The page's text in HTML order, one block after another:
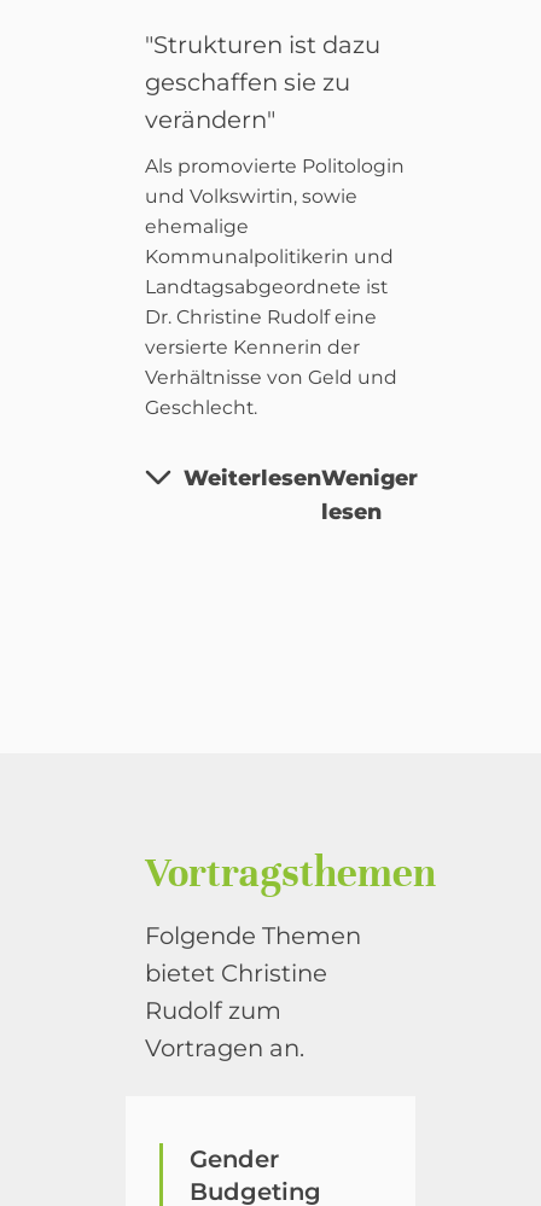
"Strukturen ist dazu
geschaffen sie zu
verändern"
Als promovierte Politologin
und Volkswirtin, sowie
ehemalige
Kommunalpolitikerin und
Landtagsabgeordnete ist
Dr. Christine Rudolf eine
versierte Kennerin der
Verhältnisse von Geld und
Geschlecht.
WeiterlesenWeniger
lesen
Vortragsthemen
Folgende Themen
bietet Christine
Rudolf zum
Vortragen an.
Gender
Budgeting